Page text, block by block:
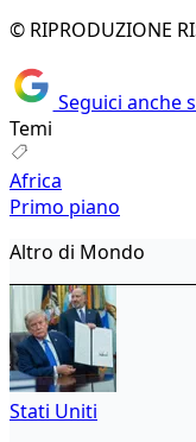
© RIPRODUZIONE
Seguici anche
Temi
Africa
Primo piano
Altro di Mondo
Stati Uniti